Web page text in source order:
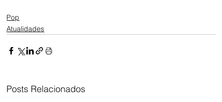
Pop
Atualidades
Posts Relacionados